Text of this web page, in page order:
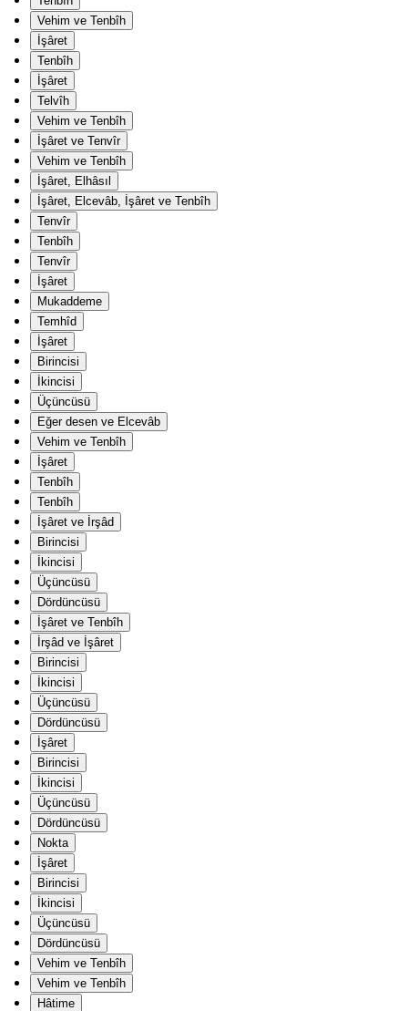
Vehim ve Tenbîh
İşâret
Tenbîh
İşâret
Telvîh
Vehim ve Tenbîh
İşâret ve Tenvîr
Vehim ve Tenbîh
İşâret, Elhâsıl
İşâret, Elcevâb, İşâret ve Tenbîh
Tenvîr
Tenbîh
Tenvîr
İşâret
Mukaddeme
Temhîd
İşâret
Birincisi
İkincisi
Üçüncüsü
Eğer desen ve Elcevâb
Vehim ve Tenbîh
İşâret
Tenbîh
Tenbîh
İşâret ve İrşâd
Birincisi
İkincisi
Üçüncüsü
Dördüncüsü
İşâret ve Tenbîh
İrşâd ve İşâret
Birincisi
İkincisi
Üçüncüsü
Dördüncüsü
İşâret
Birincisi
İkincisi
Üçüncüsü
Dördüncüsü
Nokta
İşâret
Birincisi
İkincisi
Üçüncüsü
Dördüncüsü
Vehim ve Tenbîh
Vehim ve Tenbîh
Hâtime